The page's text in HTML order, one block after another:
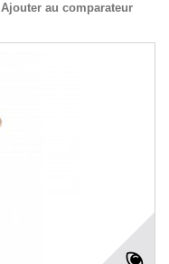
Ajouter au comparateur